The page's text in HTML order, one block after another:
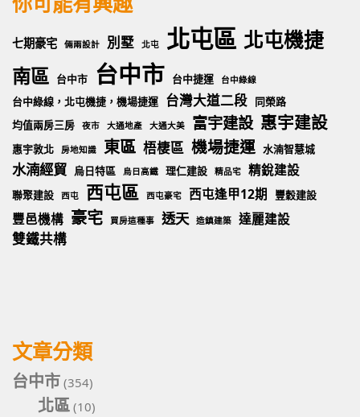
七期豪宅 倆兩設計 別墅 北屯 北屯區 北屯機捷
南區 台中市 台中市 台中捷運 台中綠線
台中綠線，北屯機捷，機場捷運 台灣大道二段 同榮路
均值兩房三房
夜市 大通地產 大通大美 富宇建設 惠宇建設
惠宇敦北 房地知識 東區 梧棲區 機場捷運 水湳智慧城
水湳經貿 烏日特區 烏日高鐵 理仁建設 精品宅 精銳建設
聯聚建設 西屯 西屯區 西屯豪宅 西屯逢甲12期 豐穀建設
豐邑機構 豪宅 買房這種事 透天 造鎮建築 達麗建設
雙鐵共構
文章分類
台中市 (354)
北區 (10)